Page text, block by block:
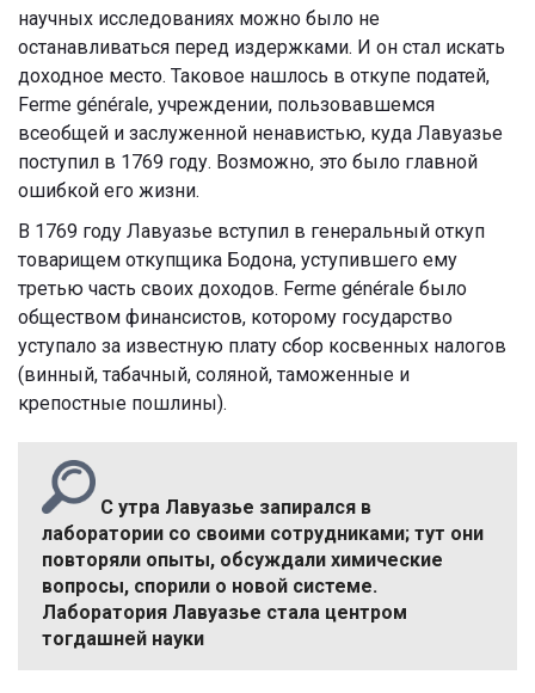
научных исследованиях можно было не
останавливаться перед издержками. И он стал искать
доходное место. Таковое нашлось в откупе податей,
Ferme générale, учреждении, пользовавшемся
всеобщей и заслуженной ненавистью, куда Лавуазье
поступил в 1769 году. Возможно, это было главной
ошибкой его жизни.
В 1769 году Лавуазье вступил в генеральный откуп
товарищем откупщика Бодона, уступившего ему
третью часть своих доходов. Ferme générale было
обществом финансистов, которому государство
уступало за известную плату сбор косвенных налогов
(винный, табачный, соляной, таможенные и
крепостные пошлины).
С утра Лавуазье запирался в
лаборатории со своими сотрудниками; тут они
повторяли опыты, обсуждали химические
вопросы, спорили о новой системе.
Лаборатория Лавуазье стала центром
тогдашней науки